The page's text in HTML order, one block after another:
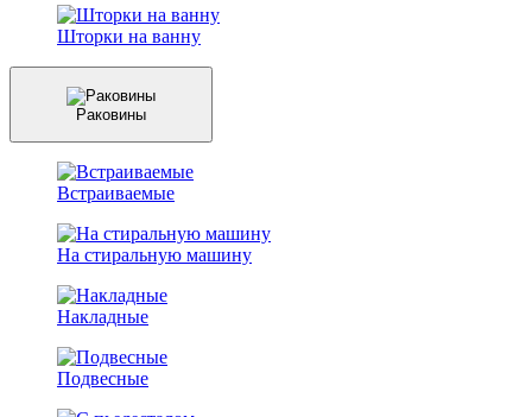
Шторки на ванну
Раковины
Встраиваемые
На стиральную машину
Накладные
Подвесные